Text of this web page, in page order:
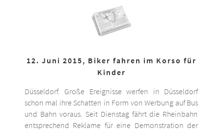
12. Juni 2015, Biker fahren im Korso für
Kinder
Düsseldorf. Große Ereignisse werfen in Düsseldorf
schon mal ihre Schatten in Form von Werbung auf Bus
und Bahn voraus. Seit Dienstag fährt die Rheinbahn
entsprechend Reklame für eine Demonstration der